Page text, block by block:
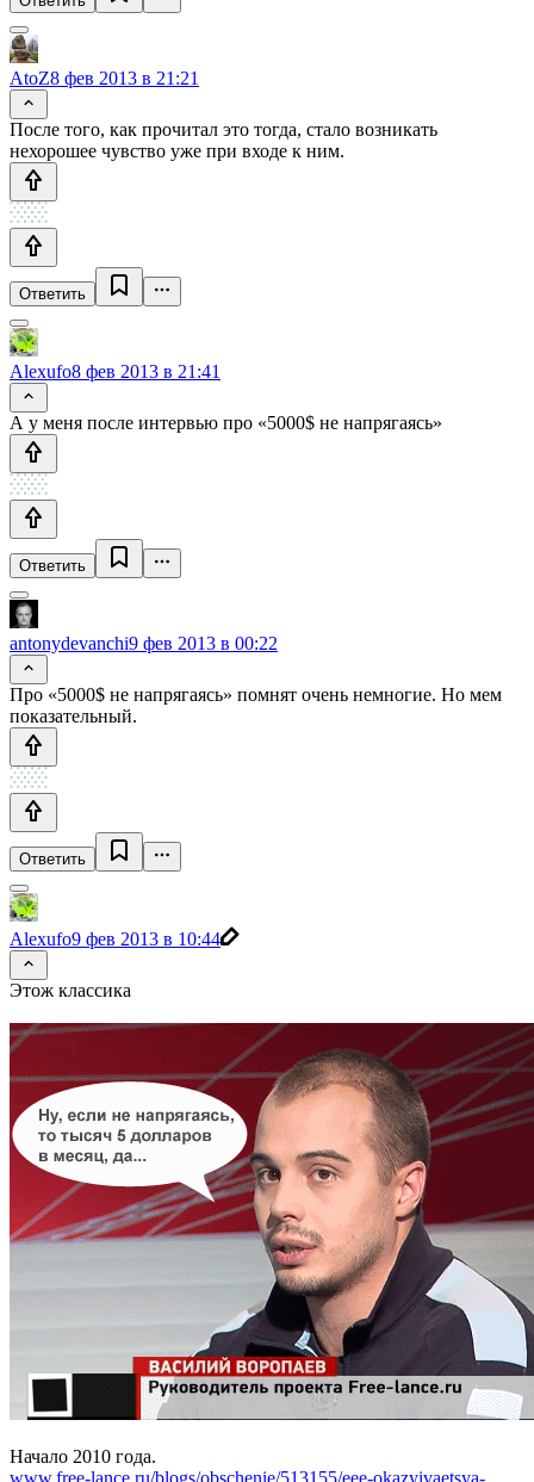
AtoZ8 фев 2013 в 21:21
После того, как прочитал это тогда, стало возникать
нехорошее чувство уже при входе к ним.
Ответить
Alexufo8 фев 2013 в 21:41
А у меня после интервью про «5000$ не напрягаясь»
Ответить
antonydevanchi9 фев 2013 в 00:22
Про «5000$ не напрягаясь» помнят очень немногие. Но мем
показательный.
Ответить
Alexufo9 фев 2013 в 10:44
Этож классика
Начало 2010 года.
www.free-lance.ru/blogs/obschenie/513155/eee-okazyivaetsya-